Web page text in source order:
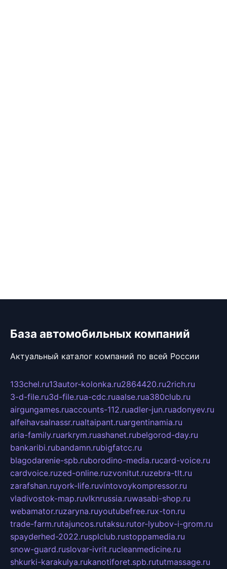
База автомобильных компаний
Актуальный каталог компаний по всей России
133chel.ru13autor-kolonka.ru2864420.ru2rich.ru
3-d-file.ru3d-file.rua-cdc.ruaalse.rua380club.ru
airgungames.ruaccounts-112.ruadler-jun.ruadonyev.ru
alfeihavsalnassr.rualtaipant.ruargentinamia.ru
aria-family.ruarkrym.ruashanet.rubelgorod-day.ru
bankaribi.rubandamn.rubigfatcc.ru
blagodarenie-spb.ruborodino-media.rucard-voice.ru
cardvoice.ruzed-online.ruzvonitut.ruzebra-tlt.ru
zarafshan.ruyork-life.ruvintovoykompressor.ru
vladivostok-map.ruvlknrussia.ruwasabi-shop.ru
webamator.ruzaryna.ruyoutubefree.rux-ton.ru
trade-farm.rutajuncos.rutaksu.rutor-lyubov-i-grom.ru
spayderhed-2022.rusplclub.rustoppamedia.ru
snow-guard.ruslovar-ivrit.rucleanmedicine.ru
shkurki-karakulya.rukanotiforet.spb.rututmassage.ru